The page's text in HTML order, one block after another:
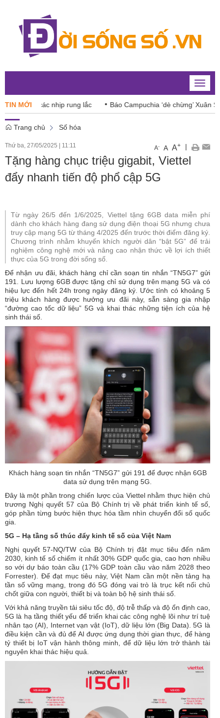
Toggle
TIN MỚI
giữa các nhịp rung lắc Báo Campuchia ‘dè chừng’ Xuân Son
Trang chủ Số hóa
Thứ ba, 27/05/2025 11:11 A- A A+ |
Tặng hàng chục triệu gigabit, Viettel
đẩy nhanh tiến độ phổ cập 5G
Từ ngày 26/5 đến 1/6/2025, Viettel tặng 6GB data miễn phí
dành cho khách hàng đang sử dụng điện thoại 5G nhưng chưa
truy cập mạng 5G từ tháng 4/2025 đến trước thời điểm đăng ký.
Chương trình nhằm khuyến khích người dân “bật 5G” để trải
nghiệm công nghệ mới và nâng cao nhận thức về lợi ích thiết
thực của 5G trong đời sống số.
Để nhận ưu đãi, khách hàng chỉ cần soạn tin nhắn “TN5G7” gửi
191. Lưu lượng 6GB được tặng chỉ sử dụng trên mạng 5G và có
hiệu lực đến hết 24h trong ngày đăng ký. Ước tính có khoảng 5
triệu khách hàng được hưởng ưu đãi này, sẵn sàng gia nhập
“đường cao tốc dữ liệu” 5G và khai thác những tiện ích của hệ
sinh thái số.
Khách hàng soạn tin nhắn “TN5G7” gửi 191 để được nhận 6GB
data sử dụng trên mạng 5G.
Đây là một phần trong chiến lược của Viettel nhằm thực hiện chủ
trương Nghị quyết 57 của Bộ Chính trị về phát triển kinh tế số,
góp phần từng bước hiện thực hóa tầm nhìn chuyển đổi số quốc
gia.
5G – Hạ tầng số thúc đẩy kinh tế số của Việt Nam
Nghị quyết 57-NQ/TW của Bộ Chính trị đặt mục tiêu đến năm
2030, kinh tế số chiếm ít nhất 30% GDP quốc gia, cao hơn nhiều
so với dự báo toàn cầu (17% GDP toàn cầu vào năm 2028 theo
Forrester). Để đạt mục tiêu này, Việt Nam cần một nền tảng hạ
tần số vững mạng, trong đó 5G đóng vai trò là trục kết nối chủ
chốt giữa con người, thiết bị và toàn bộ hệ sinh thái số.
Với khả năng truyền tải siêu tốc độ, độ trễ thấp và độ ổn định cao,
5G là hạ tầng thiết yếu để triển khai các công nghệ lõi như trí tuệ
nhân tạo (AI), Internet vạn vật (IoT), dữ liệu lớn (Big Data). 5G là
điều kiện cần và đủ để AI được ứng dụng thời gian thực, để hàng
tỷ thiết bị IoT vận hành thông minh, để dữ liệu lớn trở thành tài
nguyên khai thác hiệu quả.